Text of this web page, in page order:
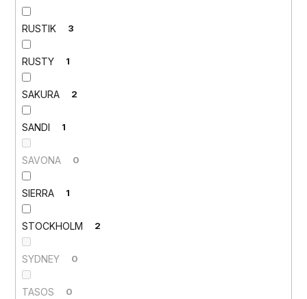
RUSTIK 3
RUSTY 1
SAKURA 2
SANDI 1
SAVONA 0
SIERRA 1
STOCKHOLM 2
SYDNEY 0
TASOS 0